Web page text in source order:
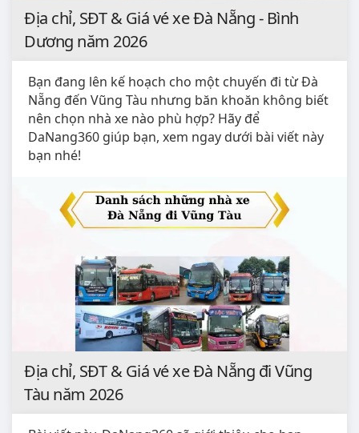
Địa chỉ, SĐT & Giá vé xe Đà Nẵng - Bình
Dương năm 2026
Bạn đang lên kế hoạch cho một chuyến đi từ Đà
Nẵng đến Vũng Tàu nhưng băn khoăn không biết
nên chọn nhà xe nào phù hợp? Hãy để
DaNang360 giúp bạn, xem ngay dưới bài viết này
bạn nhé!
Địa chỉ, SĐT & Giá vé xe Đà Nẵng đi Vũng
Tàu năm 2026